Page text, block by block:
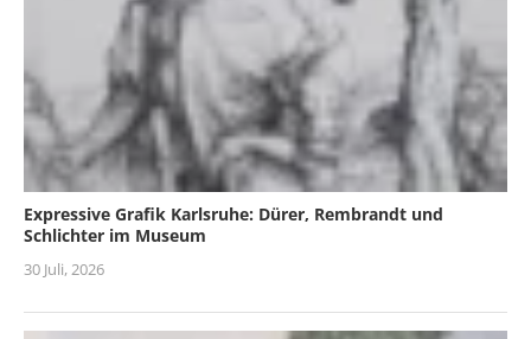
Expressive Grafik Karlsruhe: Dürer, Rembrandt und
Schlichter im Museum
30 Juli, 2026